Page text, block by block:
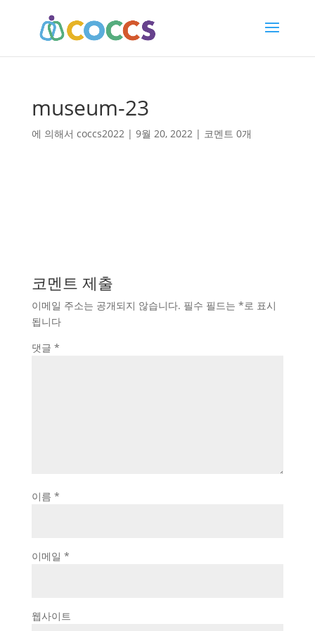
museum-23
에 의해서 coccs2022| 9월 20, 2022| 코멘트 0개
코멘트 제출
이메일 주소는 공개되지 않습니다. 필수 필드는 *로 표시
됩니다
댓글 *
이름 *
이메일 *
웹사이트